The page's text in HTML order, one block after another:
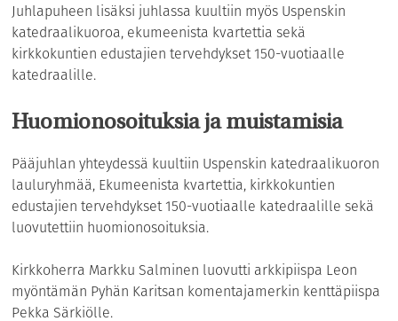
Juhlapuheen lisäksi juhlassa kuultiin myös Uspenskin
katedraalikuoroa, ekumeenista kvartettia sekä
kirkkokuntien edustajien tervehdykset 150-vuotiaalle
katedraalille.
Huomionosoituksia ja muistamisia
Pääjuhlan yhteydessä kuultiin Uspenskin katedraalikuoron
lauluryhmää, Ekumeenista kvartettia, kirkkokuntien
edustajien tervehdykset 150-vuotiaalle katedraalille sekä
luovutettiin huomionosoituksia.
Kirkkoherra Markku Salminen luovutti arkkipiispa Leon
myöntämän Pyhän Karitsan komentajamerkin kenttäpiispa
Pekka Särkiölle.